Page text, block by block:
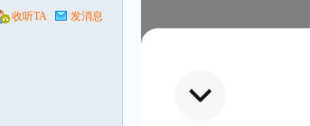
收听TA
发消息